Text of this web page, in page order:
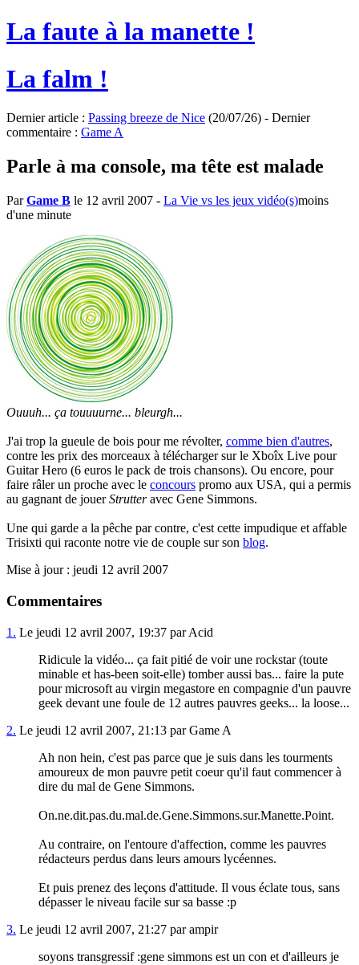
La faute à la manette !
La falm !
Dernier article : Passing breeze de Nice (20/07/26) - Dernier
commentaire : Game A
Parle à ma console, ma tête est malade
ParGame B le 12 avril 2007 - La Vie vs les jeux vidéo(s)moins
d'une minute
Ouuuh... ça touuuurne... bleurgh...
J'ai trop la gueule de bois pour me révolter, comme bien d'autres,
contre les prix des morceaux à télécharger sur le Xboîx Live pour
Guitar Hero (6 euros le pack de trois chansons). Ou encore, pour
faire râler un proche avec le concours promo aux USA, qui a permis
au gagnant de jouerStrutteravec Gene Simmons.
Une qui garde a la pêche par contre, c'est cette impudique et affable
Trisixti qui raconte notre vie de couple sur son blog.
Mise à jour : jeudi 12 avril 2007
Commentaires
1. Le jeudi 12 avril 2007, 19:37 par Acid
Ridicule la vidéo... ça fait pitié de voir une rockstar (toute
minable et has-been soit-elle) tomber aussi bas... faire la pute
pour microsoft au virgin megastore en compagnie d'un pauvre
geek devant une foule de 12 autres pauvres geeks... la loose...
2. Le jeudi 12 avril 2007, 21:13 par Game A
Ah non hein, c'est pas parce que je suis dans les tourments
amoureux de mon pauvre petit coeur qu'il faut commencer à
dire du mal de Gene Simmons.
On.ne.dit.pas.du.mal.de.Gene.Simmons.sur.Manette.Point.
Au contraire, on l'entoure d'affection, comme les pauvres
rédacteurs perdus dans leurs amours lycéennes.
Et puis prenez des leçons d'attitude. Il vous éclate tous, sans
dépasser le niveau facile sur sa basse :p
3. Le jeudi 12 avril 2007, 21:27 par ampir
soyons transgressif :gene simmons est un con et d'ailleurs je